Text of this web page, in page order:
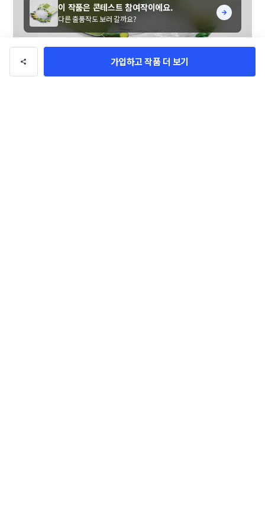
가입하고 작품 더 보기
이 작품은 콘테스트 참여작이에요.
다른 출품작도 보러 갈까요?